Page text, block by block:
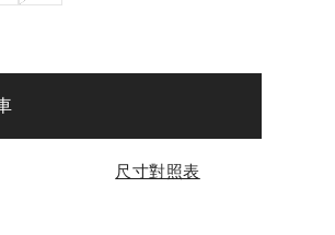
尺寸對照表